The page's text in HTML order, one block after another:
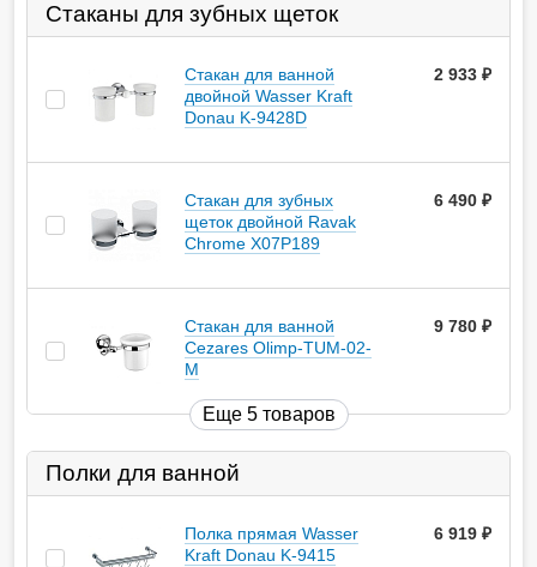
Стаканы для зубных щеток
Стакан для ванной
двойной Wasser Kraft
Donau K-9428D
2 933
Стакан для зубных
щеток двойной Ravak
Chrome X07P189
6 490
Стакан для ванной
Cezares Olimp-TUM-02-
M
9 780
Еще 5 товаров
Полки для ванной
Полка прямая Wasser
Kraft Donau K-9415
6 919